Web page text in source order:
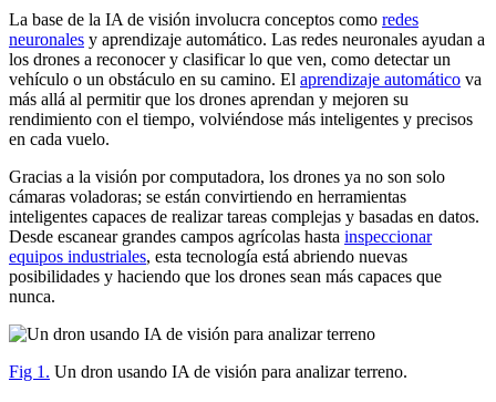
La base de la IA de visión involucra conceptos como redes
neuronales y aprendizaje automático. Las redes neuronales ayudan a
los drones a reconocer y clasificar lo que ven, como detectar un
vehículo o un obstáculo en su camino. El aprendizaje automático va
más allá al permitir que los drones aprendan y mejoren su
rendimiento con el tiempo, volviéndose más inteligentes y precisos
en cada vuelo.
Gracias a la visión por computadora, los drones ya no son solo
cámaras voladoras; se están convirtiendo en herramientas
inteligentes capaces de realizar tareas complejas y basadas en datos.
Desde escanear grandes campos agrícolas hasta inspeccionar
equipos industriales, esta tecnología está abriendo nuevas
posibilidades y haciendo que los drones sean más capaces que
nunca.
Fig 1. Un dron usando IA de visión para analizar terreno.